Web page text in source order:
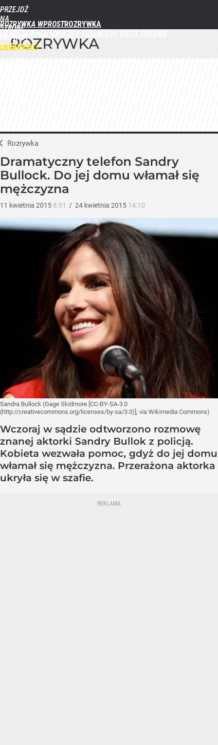
PRZEJDŹ
NA
STRONĘ
GŁÓWNĄ
WPROST.PL
ROZRYWKA WPROST
ROZRYWKA
Rozrywka
Dramatyczny telefon Sandry
Bullock. Do jej domu włamał się
mężczyzna
11 kwietnia 2015 8:51 / 24 kwietnia 2015 14:10
Sandra Bullock (Gage Skidmore [CC-BY-SA-3.0
(http://creativecommons.org/licenses/by-sa/3.0)], via Wikimedia Commons)
Wczoraj w sądzie odtworzono rozmowę
znanej aktorki Sandry Bullok z policją.
Kobieta wezwała pomoc, gdyż do jej domu
włamał się mężczyzna. Przerażona aktorka
ukryła się w szafie.